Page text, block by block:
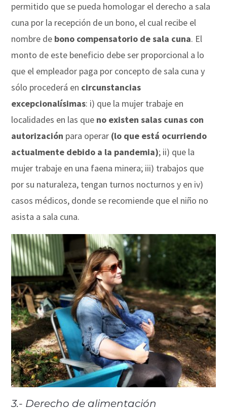
permitido que se pueda homologar el derecho a sala
cuna por la recepción de un bono, el cual recibe el
nombre de bono compensatorio de sala cuna. El
monto de este beneficio debe ser proporcional a lo
que el empleador paga por concepto de sala cuna y
sólo procederá en circunstancias
excepcionalísimas: i) que la mujer trabaje en
localidades en las que no existen salas cunas con
autorización para operar (lo que está ocurriendo
actualmente debido a la pandemia); ii) que la
mujer trabaje en una faena minera; iii) trabajos que
por su naturaleza, tengan turnos nocturnos y en iv)
casos médicos, donde se recomiende que el niño no
asista a sala cuna.
3.- Derecho de alimentación